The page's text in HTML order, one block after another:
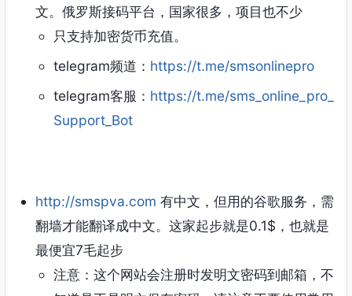
文。俄罗斯接码平台，国家很多，项目也不少
只支持加密货币充值。
telegram频道： https://t.me/smsonlinepro
telegram客服： https://t.me/sms_online_pro_
Support_Bot
http://smspva.com 有中文，但用的谷歌服务，需
翻墙才能翻译成中文。这家起步就是0.1$，也就是
最便宜7毛起步
注意：这个网站会注册时发明文密码到邮箱，不